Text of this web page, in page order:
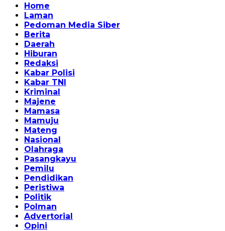
Home
Laman
Pedoman Media Siber
Berita
Daerah
Hiburan
Redaksi
Kabar Polisi
Kabar TNI
Kriminal
Majene
Mamasa
Mamuju
Mateng
Nasional
Olahraga
Pasangkayu
Pemilu
Pendidikan
Peristiwa
Politik
Polman
Advertorial
Opini